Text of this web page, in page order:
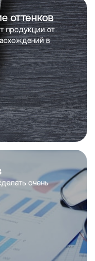
оттенков
продукции от
в
очень